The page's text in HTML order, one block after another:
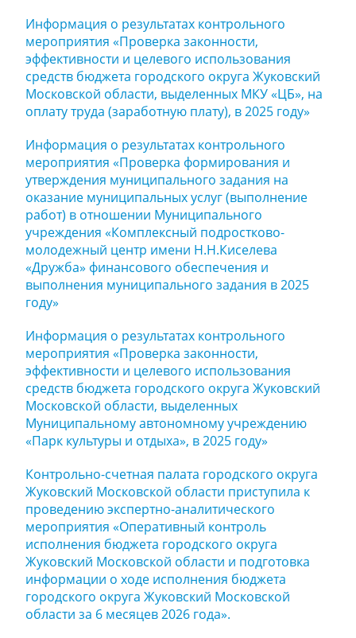
Информация о результатах контрольного
мероприятия «Проверка законности,
эффективности и целевого использования
средств бюджета городского округа Жуковский
Московской области, выделенных МКУ «ЦБ», на
оплату труда (заработную плату), в 2025 году»
Информация о результатах контрольного
мероприятия «Проверка формирования и
утверждения муниципального задания на
оказание муниципальных услуг (выполнение
работ) в отношении Муниципального
учреждения «Комплексный подростково-
молодежный центр имени Н.Н.Киселева
«Дружба» финансового обеспечения и
выполнения муниципального задания в 2025
году»
Информация о результатах контрольного
мероприятия «Проверка законности,
эффективности и целевого использования
средств бюджета городского округа Жуковский
Московской области, выделенных
Муниципальному автономному учреждению
«Парк культуры и отдыха», в 2025 году»
Контрольно-счетная палата городского округа
Жуковский Московской области приступила к
проведению экспертно-аналитического
мероприятия «Оперативный контроль
исполнения бюджета городского округа
Жуковский Московской области и подготовка
информации о ходе исполнения бюджета
городского округа Жуковский Московской
области за 6 месяцев 2026 года».